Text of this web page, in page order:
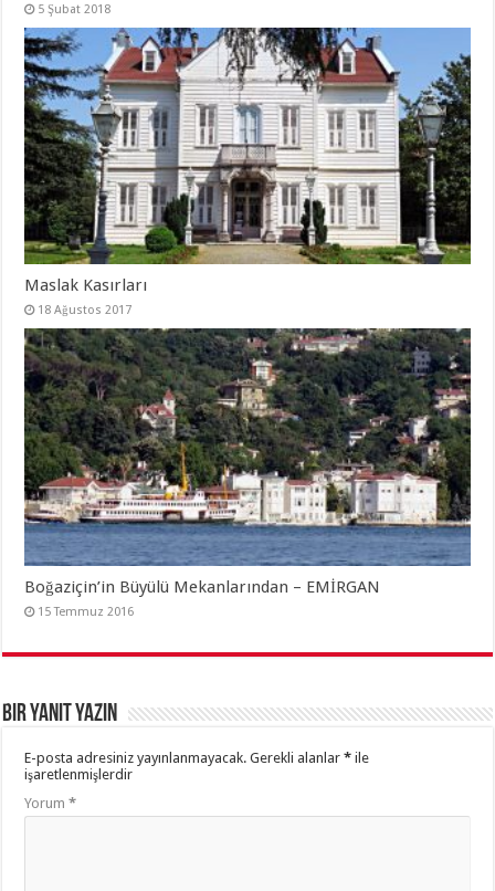
5 Şubat 2018
Maslak Kasırları
18 Ağustos 2017
Boğaziçin’in Büyülü Mekanlarından – EMİRGAN
15 Temmuz 2016
Bir yanıt yazın
E-posta adresiniz yayınlanmayacak. Gerekli alanlar* ile
işaretlenmişlerdir
Yorum*